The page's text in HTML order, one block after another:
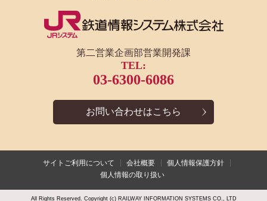
第二営業企画部営業開発課
TEL:
03-6300-6086
お問い合わせはこちら
サイトご利用について 会社概要
個人情報保護方針
個人情報の取り扱い
All Rights Reserved. Copyright (c) RAILWAY INFORMATION SYSTEMS CO., LTD